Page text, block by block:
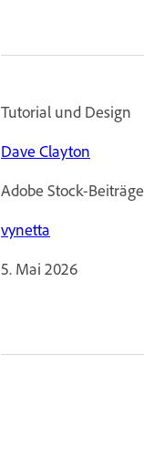
Tutorial und Design
Dave Clayton
Adobe Stock-Beiträge
vynetta
5. Mai 2026